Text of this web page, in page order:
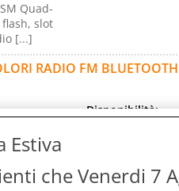
Quad-
slot
[...]
RADIO FM
Disponibilità:
Immediata
Estiva
che Venerdi 7